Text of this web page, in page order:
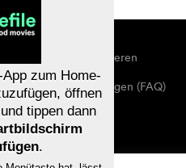
Registrieren/abonnieren
Newsletter
Häufig gestellte Fragen (FAQ)
Gutscheine
zum Home-
öffnen
tippen dann
.